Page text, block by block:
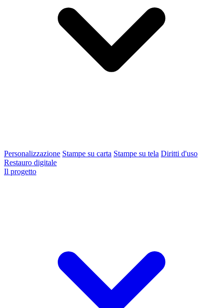
Personalizzazione Stampe su carta Stampe su tela Diritti d'uso
Restauro digitale
Il progetto